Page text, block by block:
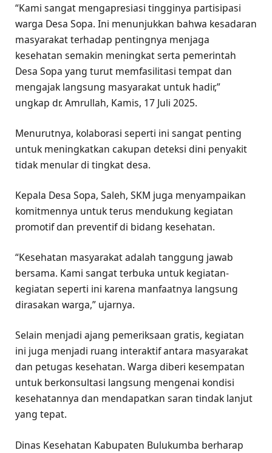
“Kami sangat mengapresiasi tingginya partisipasi
warga Desa Sopa. Ini menunjukkan bahwa kesadaran
masyarakat terhadap pentingnya menjaga
kesehatan semakin meningkat serta pemerintah
Desa Sopa yang turut memfasilitasi tempat dan
mengajak langsung masyarakat untuk hadir,”
ungkap dr. Amrullah, Kamis, 17 Juli 2025.
Menurutnya, kolaborasi seperti ini sangat penting
untuk meningkatkan cakupan deteksi dini penyakit
tidak menular di tingkat desa.
Kepala Desa Sopa, Saleh, SKM juga menyampaikan
komitmennya untuk terus mendukung kegiatan
promotif dan preventif di bidang kesehatan.
“Kesehatan masyarakat adalah tanggung jawab
bersama. Kami sangat terbuka untuk kegiatan-
kegiatan seperti ini karena manfaatnya langsung
dirasakan warga,” ujarnya.
Selain menjadi ajang pemeriksaan gratis, kegiatan
ini juga menjadi ruang interaktif antara masyarakat
dan petugas kesehatan. Warga diberi kesempatan
untuk berkonsultasi langsung mengenai kondisi
kesehatannya dan mendapatkan saran tindak lanjut
yang tepat.
Dinas Kesehatan Kabupaten Bulukumba berharap